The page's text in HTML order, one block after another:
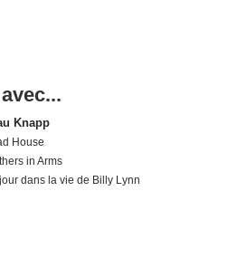
Knapp
House
in Arms
dans la vie de Billy Lynn